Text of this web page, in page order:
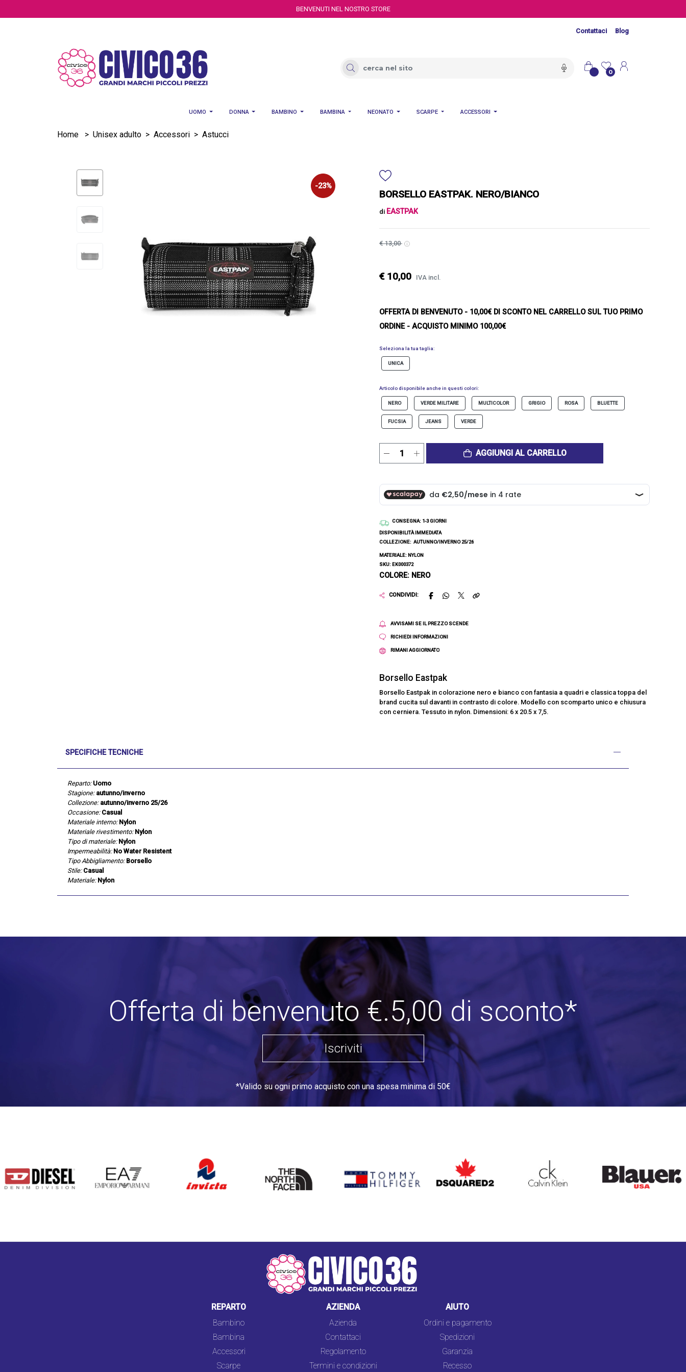
BENVENUTI NEL NOSTRO STORE
Contattaci Blog
0
UOMO DONNA BAMBINO BAMBINA NEONATO SCARPE ACCESSORI
Home > Unisex adulto > Accessori > Astucci
-23%
BORSELLO EASTPAK. NERO/BIANCO
di EASTPAK
€ 13,00
€ 10,00 IVA incl.
OFFERTA DI BENVENUTO- 10,00€ DI SCONTO NEL CARRELLO SUL TUO PRIMO
ORDINE - ACQUISTO MINIMO 100,00€
Seleziona la tua taglia:
UNICA
Articolo disponibile anche in questi colori:
NERO VERDE MILITARE MULTICOLOR GRIGIO ROSA BLUETTE
FUCSIA JEANS VERDE
AGGIUNGI AL CARRELLO
CONSEGNA: 1-3 GIORNI
DISPONIBILITÀ IMMEDIATA
COLLEZIONE: AUTUNNO/INVERNO 25/26
MATERIALE: NYLON
SKU: EK000372
COLORE: NERO
CONDIVIDI:
AVVISAMI SE IL PREZZO SCENDE
RICHIEDI INFORMAZIONI
RIMANI AGGIORNATO
Borsello Eastpak
Borsello Eastpak in colorazione nero e bianco con fantasia a quadri e classica toppa del
brand cucita sul davanti in contrasto di colore. Modello con scomparto unico e chiusura
con cerniera. Tessuto in nylon. Dimensioni: 6 x 20.5 x 7,5.
SPECIFICHE TECNICHE
Reparto: Uomo
Stagione: autunno/inverno
Collezione: autunno/inverno 25/26
Occasione: Casual
Materiale interno: Nylon
Materiale rivestimento: Nylon
Tipo di materiale: Nylon
Impermeabilità: No Water Resistent
Tipo Abbigliamento: Borsello
Stile: Casual
Materiale: Nylon
Offerta di benvenuto €.5,00 di sconto*
Iscriviti
*Valido su ogni primo acquisto con una spesa minima di 50€
INVICTA
NORTH
FACE
DSQUARED2 CALVIN KLEIN
REPARTO
Bambino
Bambina
Accessori
Scarpe
AZIENDA
Azienda
Contattaci
Regolamento
Termini e condizioni
AIUTO
Ordini e pagamento
Spedizioni
Garanzia
Recesso